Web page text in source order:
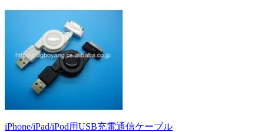
iPhone/iPad/iPod用USB充電通信ケーブル